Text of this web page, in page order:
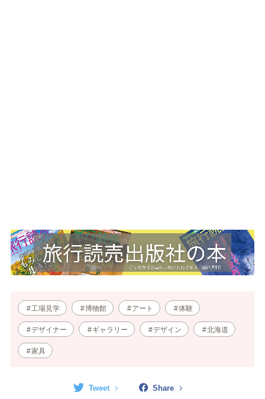
工場見学 博物館 アート 体験
デザイナー ギャラリー デザイン 北海道
家具
Tweet Share